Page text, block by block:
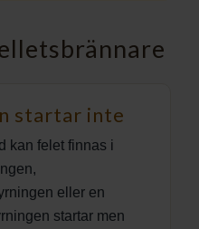
startar inte
kan felet finnas i
eller en
startar men